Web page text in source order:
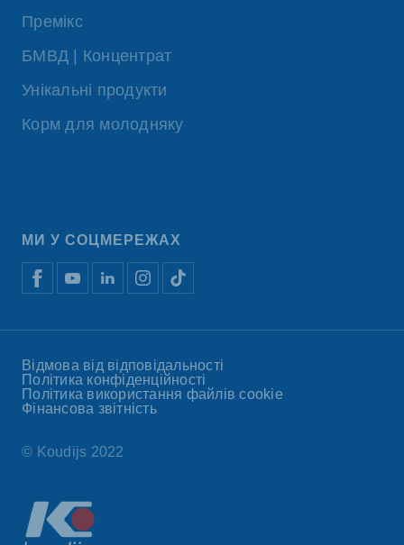
Премікс
БМВД | Концентрат
Унікальні продукти
Корм для молодняку
МИ У СОЦМЕРЕЖАХ
Відмова від відповідальності
Політика конфіденційності
Політика використання файлів cookie
Фінансова звітність
© Koudijs 2022